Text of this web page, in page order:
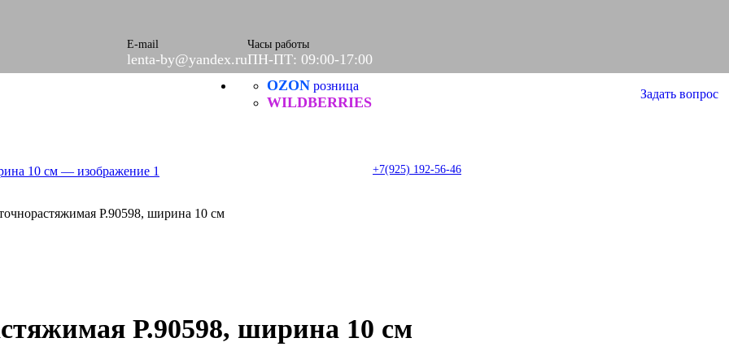
E-mail
lenta-by@yandex.ru
Часы работы
ПН-ПТ: 09:00-17:00
+7(925) 192-56-46
OZON розница
WILDBERRIES
Задать вопрос
Р.90598, ширина 10 см
Р.90598, ширина 10 см